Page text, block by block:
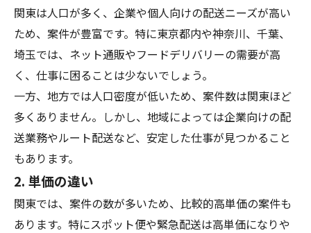
関東は人口が多く、企業や個人向けの配送ニーズが高い
ため、案件が豊富です。特に東京都内や神奈川、千葉、
埼玉では、ネット通販やフードデリバリーの需要が高
く、仕事に困ることは少ないでしょう。
一方、地方では人口密度が低いため、案件数は関東ほど
多くありません。しかし、地域によっては企業向けの配
送業務やルート配送など、安定した仕事が見つかること
もあります。
2. 単価の違い
関東では、案件の数が多いため、比較的高単価の案件も
あります。特にスポット便や緊急配送は高単価になりや